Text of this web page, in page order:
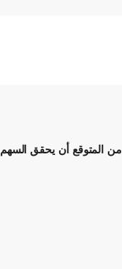
من المتوقع أن يحقق السهم